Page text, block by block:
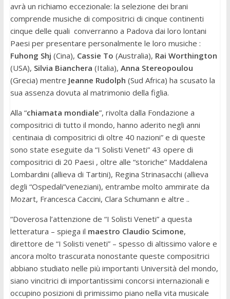
avrà un richiamo eccezionale: la selezione dei brani
comprende musiche di compositrici di cinque continenti
cinque delle quali converranno a Padova dai loro lontani
Paesi per presentare personalmente le loro musiche :
Fuhong Shj (Cina), Cassie To (Australia), Rai Worthington
(USA), Silvia Bianchera (Italia), Anna Stereopoulou
(Grecia) mentre Jeanne Rudolph (Sud Africa) ha scusato la
sua assenza dovuta al matrimonio della figlia.
Alla “chiamata mondiale”, rivolta dalla Fondazione a
compositrici di tutto il mondo, hanno aderito negli anni
centinaia di compositrici di oltre 40 nazioni” e di queste
sono state eseguite da “I Solisti Veneti” 43 opere di
compositrici di 20 Paesi , oltre alle “storiche” Maddalena
Lombardini (allieva di Tartini), Regina Strinasacchi (allieva
degli “Ospedali”veneziani), entrambe molto ammirate da
Mozart, Francesca Caccini, Clara Schumann e altre ..
“Doverosa l’attenzione de “I Solisti Veneti” a questa
letteratura – spiega il maestro Claudio Scimone,
direttore de “I Solisti veneti” – spesso di altissimo valore e
ancora molto trascurata nonostante queste compositrici
abbiano studiato nelle più importanti Università del mondo,
siano vincitrici di importantissimi concorsi internazionali e
occupino posizioni di primissimo piano nella vita musicale